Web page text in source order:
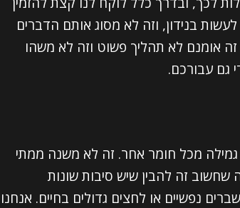
בנידון, וזה לא מסוג אותם הדברים
זה אומנם לא תהליך פשוט וזה לא משהו
גם עבורכם.
מכל חומר אחר. זה לא משנה ממתי
זה להבין שיש סיבות שונות
נפשיים או לחצים גדולים בחיים. אנחנו